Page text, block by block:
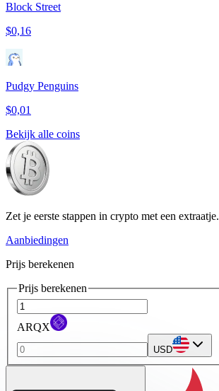
Block Street
$0,16
Pudgy Penguins
$0,01
Bekijk alle coins
Zet je eerste stappen in crypto met een extraatje.
Aanbiedingen
Prijs berekenen
Prijs berekenen
ARQX
USD